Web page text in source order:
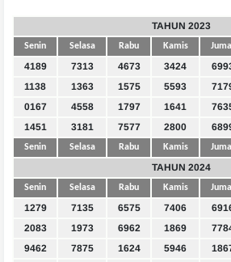
TAHUN 2023
Senin Selasa Rabu Kamis
4189 7313 4673 3424
1138
1363 1575 5593
0167
4558 1797 1641
1451
3181 7577 2800
Senin Selasa Rabu Kamis
TAHUN 2024
Senin Selasa Rabu Kamis
1279 7135 6575 7406
2083
1973 6962 1869
9462
7875 1624 5946